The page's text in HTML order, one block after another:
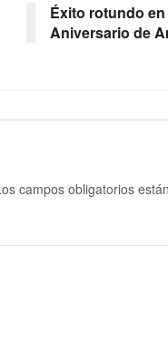
Éxito rotundo
Aniversario de
campos obligatorios